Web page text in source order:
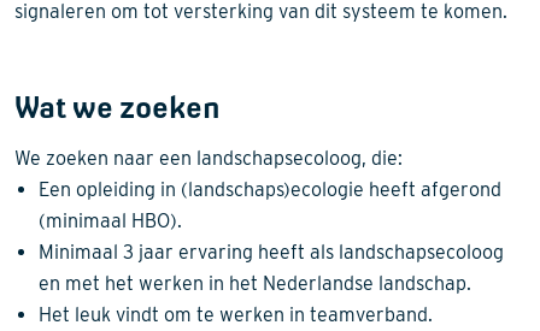
signaleren om tot versterking van dit systeem te komen.
Wat we zoeken
We zoeken naar een landschapsecoloog, die:
Een opleiding in (landschaps)ecologie heeft afgerond
(minimaal HBO).
Minimaal 3 jaar ervaring heeft als landschapsecoloog
en met het werken in het Nederlandse landschap.
Het leuk vindt om te werken in teamverband.